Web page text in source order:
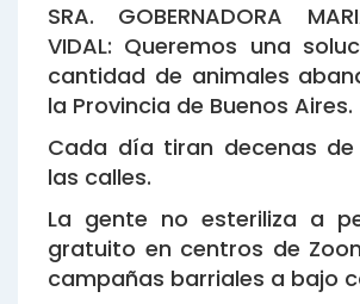
SRA. GOBERNADORA
VIDAL: Queremos una
cantidad de animales
la Provincia de Buenos Aires.
Cada día tiran decenas
las calles.
La gente no esteriliza a
gratuito en centros de
campañas barriales a bajo